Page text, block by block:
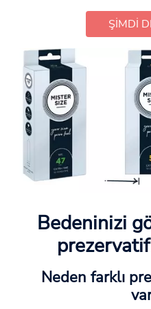
ŞIMDI
Bedeninizi
Neden farklı